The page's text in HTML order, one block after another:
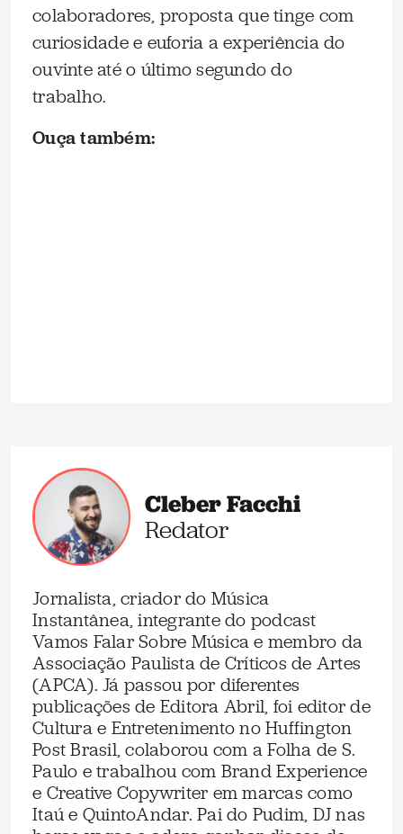
colaboradores, proposta que tinge com
curiosidade e euforia a experiência do
ouvinte até o último segundo do
trabalho.
Ouça também:
Cleber Facchi
Redator
Jornalista, criador do Música
Instantânea, integrante do podcast
Vamos Falar Sobre Música e membro da
Associação Paulista de Críticos de Artes
(APCA). Já passou por diferentes
publicações de Editora Abril, foi editor de
Cultura e Entretenimento no Huffington
Post Brasil, colaborou com a Folha de S.
Paulo e trabalhou com Brand Experience
e Creative Copywriter em marcas como
Itaú e QuintoAndar. Pai do Pudim, DJ nas